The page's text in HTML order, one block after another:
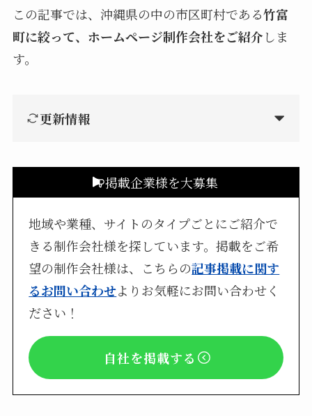
この記事では、沖縄県の中の市区町村である竹富
町に絞って、ホームページ制作会社をご紹介しま
す。
更新情報
掲載企業様を大募集
地域や業種、サイトのタイプごとにご紹介で
きる制作会社様を探しています。掲載をご希
望の制作会社様は、こちらの記事掲載に関す
るお問い合わせよりお気軽にお問い合わせく
ださい！
自社を掲載する